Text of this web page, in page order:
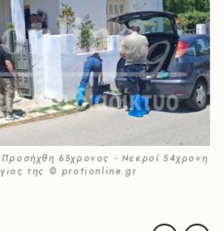
Προσήχθη 65χρονος - Νεκροί 54χρονη
της © protionline.gr